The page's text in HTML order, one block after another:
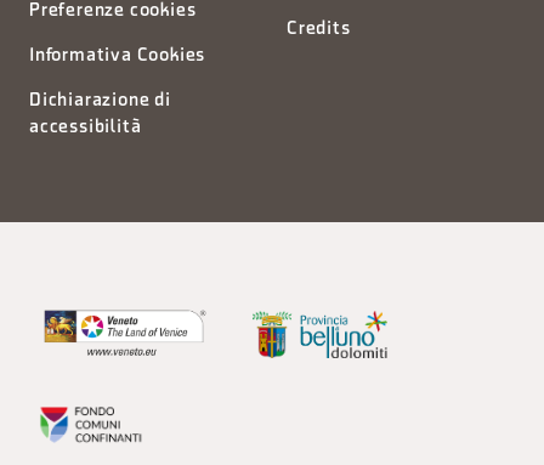
Preferenze cookies
Informativa Cookies
Dichiarazione di
accessibilità
Credits